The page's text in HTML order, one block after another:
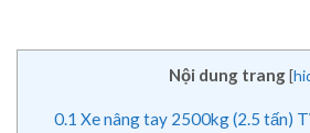
Nội dung trang [
0.1 Xe nâng tay 2500kg (2.5 tấn)